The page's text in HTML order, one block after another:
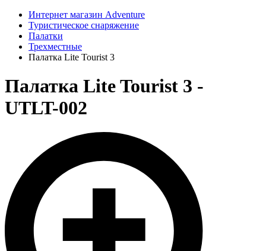
Интернет магазин Adventure
Туристическое снаряжение
Палатки
Трехместные
Палатка Lite Tourist 3
Палатка Lite Tourist 3 -
UTLT-002